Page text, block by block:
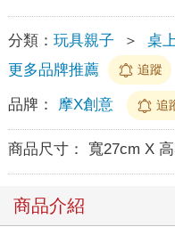
分類： 玩具親子 ＞ 桌
更多品牌推薦
追蹤
品牌： 摩X創意 追
商品尺寸： 寬27cm X
商品介紹